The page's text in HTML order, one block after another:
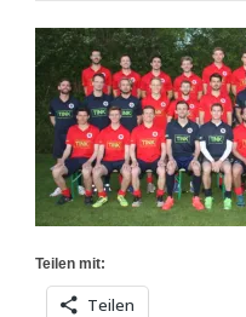
Teilen mit:
Teilen